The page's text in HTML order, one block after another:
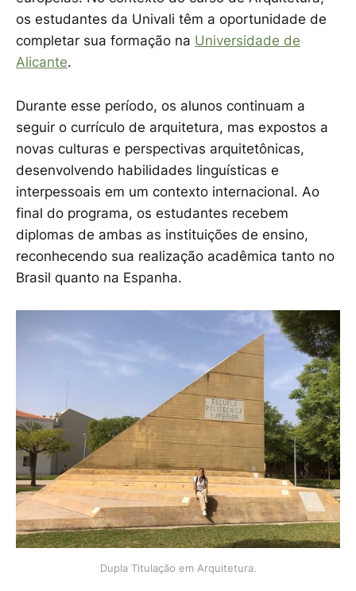
os estudantes da Univali têm a oportunidade de
completar sua formação na Universidade de
Alicante.
Durante esse período, os alunos continuam a
seguir o currículo de arquitetura, mas expostos a
novas culturas e perspectivas arquitetônicas,
desenvolvendo habilidades linguísticas e
interpessoais em um contexto internacional. Ao
final do programa, os estudantes recebem
diplomas de ambas as instituições de ensino,
reconhecendo sua realização acadêmica tanto no
Brasil quanto na Espanha.
Dupla Titulação em Arquitetura.